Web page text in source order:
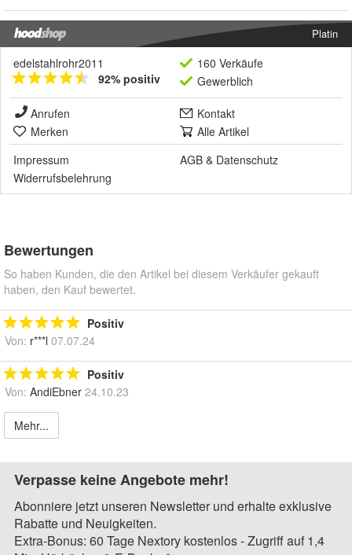
Platin
edelstahlrohr2011
92% positiv
160 Verkäufe
Gewerblich
Anrufen
Kontakt
Merken
Alle Artikel
Impressum
AGB & Datenschutz
Widerrufsbelehrung
Bewertungen
So haben Kunden, die den Artikel bei diesem Verkäufer gekauft
haben, den Kauf bewertet.
Positiv
Von: r***l 07.07.24
Positiv
Von: AndiEbner 24.10.23
Mehr...
Verpasse keine Angebote mehr!
Abonniere jetzt unseren Newsletter und erhalte exklusive
Rabatte und Neuigkeiten.
Extra-Bonus: 60 Tage Nextory kostenlos - Zugriff auf 1,4